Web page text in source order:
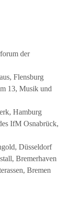
der
Flensburg
13, Musik und
Hamburg
IfM Osnabrück,
Düsseldorf
Bremerhaven
Bremen